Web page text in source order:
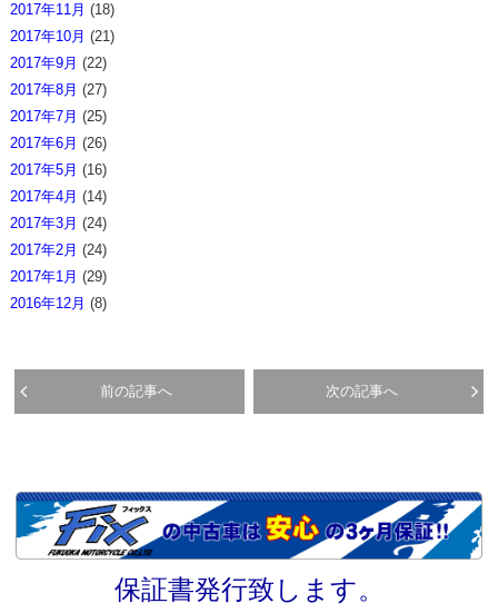
2017年11月 (18)
2017年10月 (21)
2017年9月 (22)
2017年8月 (27)
2017年7月 (25)
2017年6月 (26)
2017年5月 (16)
2017年4月 (14)
2017年3月 (24)
2017年2月 (24)
2017年1月 (29)
2016年12月 (8)
前の記事へ 次の記事へ
保証書発行致します。